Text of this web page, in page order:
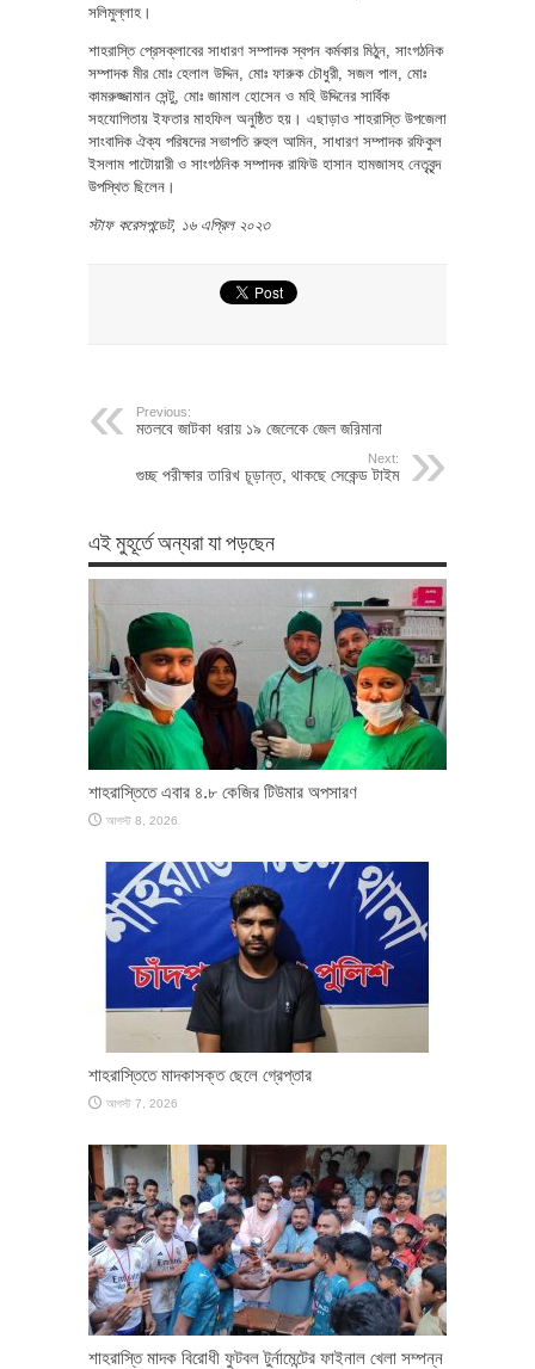
সলিমুল্লাহ।
শাহরাস্তি প্রেসক্লাবের সাধারণ সম্পাদক স্বপন কর্মকার মিঠুন, সাংগঠনিক
সম্পাদক মীর মোঃ হেলাল উদ্দিন, মোঃ ফারুক চৌধুরী, সজল পাল, মোঃ
কামরুজ্জামান সেন্টু, মোঃ জামাল হোসেন ও মহি উদ্দিনের সার্বিক
সহযোগিতায় ইফতার মাহফিল অনুষ্ঠিত হয়। এছাড়াও শাহরাস্তি উপজেলা
সাংবাদিক ঐক্য পরিষদের সভাপতি রুহুল আমিন, সাধারণ সম্পাদক রফিকুল
ইসলাম পাটোয়ারী ও সাংগঠনিক সম্পাদক রাফিউ হাসান হামজাসহ নেতৃবৃন্দ
উপস্থিত ছিলেন।
স্টাফ করেসপন্ডেট, ১৬ এপ্রিল ২০২৩
Previous:
মতলবে জাটকা ধরায় ১৯ জেলেকে জেল জরিমানা
Next:
গুচ্ছ পরীক্ষার তারিখ চূড়ান্ত, থাকছে সেকেন্ড টাইম
এই মুহূর্তে অন্যরা যা পড়ছেন
শাহরাস্তিতে এবার ৪.৮ কেজির টিউমার অপসারণ
আগস্ট 8, 2026
শাহরাস্তিতে মাদকাসক্ত ছেলে গ্রেপ্তার
আগস্ট 7, 2026
শাহরাস্তি মাদক বিরোধী ফুটবল টুর্নামেন্টের ফাইনাল খেলা সম্পন্ন